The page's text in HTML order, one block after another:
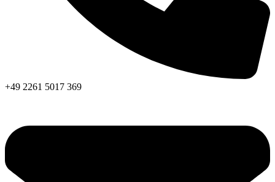
+49 2261 5017 369